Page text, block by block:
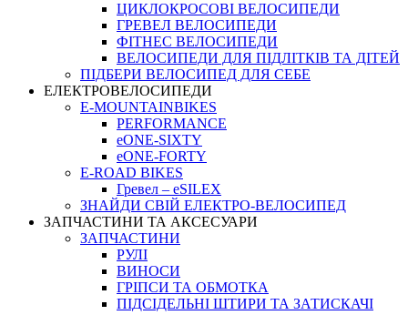
ЦИКЛОКРОСОВІ ВЕЛОСИПЕДИ
ГРЕВЕЛ ВЕЛОСИПЕДИ
ФІТНЕС ВЕЛОСИПЕДИ
ВЕЛОСИПЕДИ ДЛЯ ПІДЛІТКІВ ТА ДІТЕЙ
ПIДБЕРИ ВЕЛОСИПЕД ДЛЯ СЕБЕ
ЕЛЕКТРОВЕЛОСИПЕДИ
E-MOUNTAINBIKES
PERFORMANCE
eONE-SIXTY
eONE-FORTY
E-ROAD BIKES
Гревел – eSILEX
ЗНАЙДИ СВІЙ ЕЛЕКТРО-ВЕЛОСИПЕД
ЗАПЧАСТИНИ ТА АКСЕСУАРИ
ЗАПЧАСТИНИ
РУЛІ
ВИНОСИ
ГРІПСИ ТА ОБМОТКА
ПІДСІДЕЛЬНІ ШТИРИ ТА ЗАТИСКАЧІ